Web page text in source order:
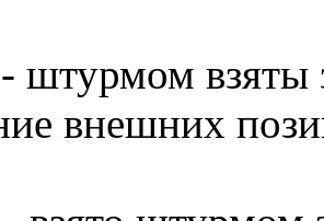
- штурмом
внешних